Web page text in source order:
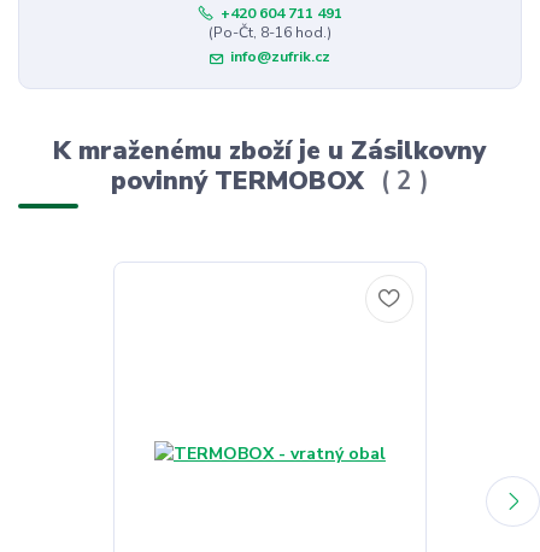
+420 604 711 491
(Po-Čt, 8-16 hod.)
info@zufrik.cz
K mraženému zboží je u Zásilkovny
povinný TERMOBOX
2